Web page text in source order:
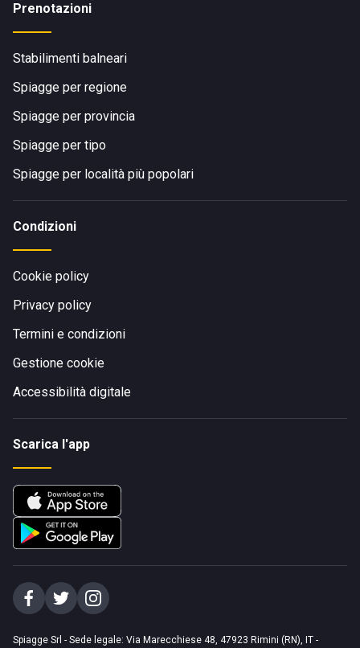
Prenotazioni
Stabilimenti balneari
Spiagge per regione
Spiagge per provincia
Spiagge per tipo
Spiagge per località più popolari
Condizioni
Cookie policy
Privacy policy
Termini e condizioni
Gestione cookie
Accessibilità digitale
Scarica l'app
Spiagge Srl - Sede legale: Via Marecchiese 48, 47923 Rimini (RN), IT -